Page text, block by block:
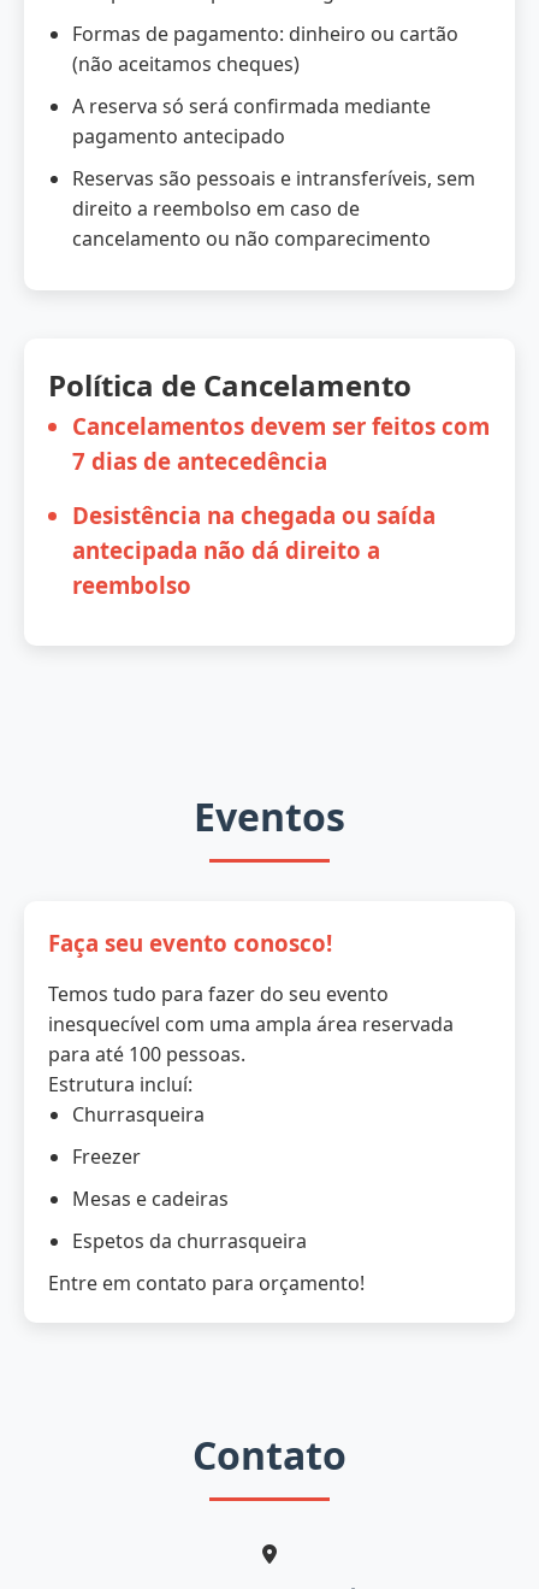
Formas de pagamento: dinheiro ou cartão
(não aceitamos cheques)
A reserva só será confirmada mediante
pagamento antecipado
Reservas são pessoais e intransferíveis, sem
direito a reembolso em caso de
cancelamento ou não comparecimento
Política de Cancelamento
Cancelamentos devem ser feitos com
7 dias de antecedência
Desistência na chegada ou saída
antecipada não dá direito a
reembolso
Eventos
Faça seu evento conosco!
Temos tudo para fazer do seu evento
inesquecível com uma ampla área reservada
para até 100 pessoas.
Estrutura incluí:
Churrasqueira
Freezer
Mesas e cadeiras
Espetos da churrasqueira
Entre em contato para orçamento!
Contato